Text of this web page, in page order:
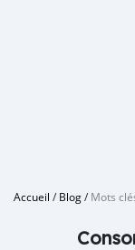
Accueil /Blog/Mots